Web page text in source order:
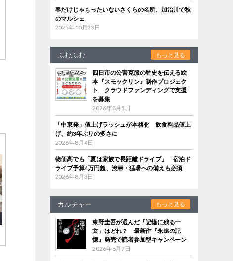
春だけじゃもったいないさくらの名所、加治川で秋
のマルシェ
2025年10月23日
ふむふむ もっと見る
四日市の公害克服の歴史を伝える絵
本『スモックリン』制作プロジェク
ト クラウドファンディングで支援
を募集
2026年8月5日
「中東発」値上げラッシュが本格化 飲食料品値上
げ、約3年ぶりの多さに
2026年8月4日
物価高でも「夏は家族で長距離ドライブ」 宿泊ド
ライブ予算4万円超、渋滞・猛暑への備えも必須
2026年8月3日
カルチャー もっと見る
東野圭吾が選んだ「記憶に残る一
文」はどれ？ 最新作『永遠の記
憶』発売で読者参加型キャンペーン
2026年8月7日